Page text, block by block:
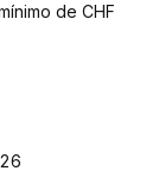
de CHF